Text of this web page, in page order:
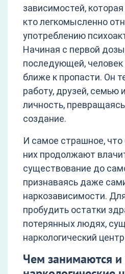
зависимостей,
кто легкомысленно
употреблению
Начиная с первой
последующей, человек
ближе к пропасти. Он
работу, друзей, семью
личность,
создание.
И самое страшное, что
них продолжают
существование до
признаваясь даже
наркозависимости.
пробудить остатки
потерянных людях,
наркологический
Чем занимаются